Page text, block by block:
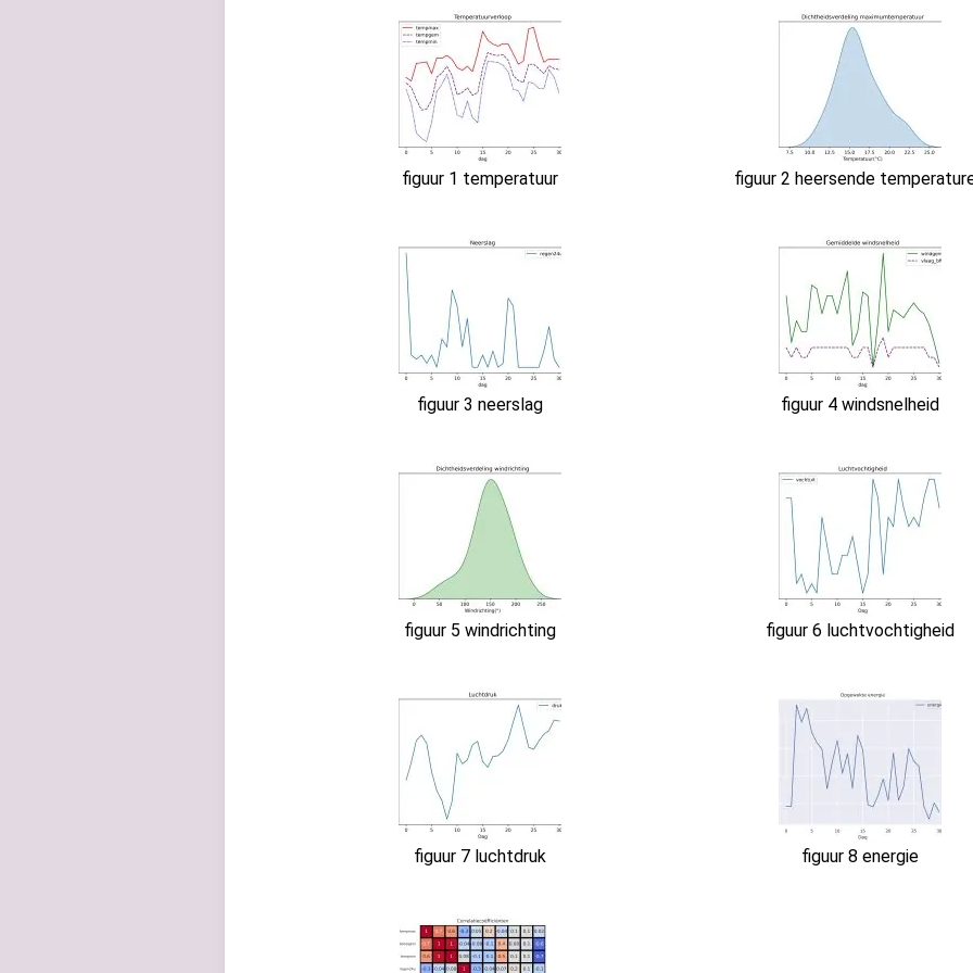
figuur 1 temperatuur figuur 2 heersende
figuur 3 neerslag figuur 4 windsnelheid
figuur 5 windrichting figuur 6 luchtvochtigheid
figuur 7 luchtdruk figuur 8 energie